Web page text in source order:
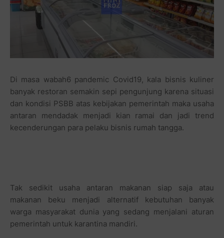
Di masa wabah6 pandemic Covid19, kala bisnis kuliner
banyak restoran semakin sepi pengunjung karena situasi
dan kondisi PSBB atas kebijakan pemerintah maka usaha
antaran mendadak menjadi kian ramai dan jadi trend
kecenderungan para pelaku bisnis rumah tangga.
Tak sedikit usaha antaran makanan siap saja atau
makanan beku menjadi alternatif kebutuhan banyak
warga masyarakat dunia yang sedang menjalani aturan
pemerintah untuk karantina mandiri.